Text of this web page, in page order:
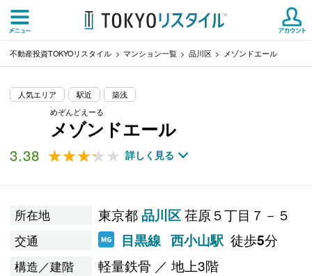
不動産投資TOKYOリスタイル マンション一覧 品川区 メゾンドエール
人気エリア 駅近
築浅
めぞんどえーる
メゾンドエール
3.38 ★★★★★
★★★★★ 詳しく見る
所在地 東京都 品川区荏原５丁目７－５
交通 目黒線 西小山駅 徒歩5分
構造／建階 軽量鉄骨 ／ 地上3階